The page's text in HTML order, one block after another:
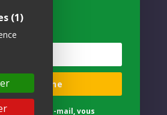
(1)
S'INSCRIRE
Je m'abonne
adresse e-mail, vous